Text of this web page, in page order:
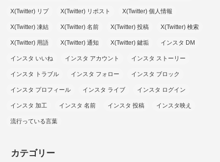
X(Twitter) リプ X(Twitter) リポスト X(Twitter) 個人情報
X(Twitter) 凍結 X(Twitter) 名前 X(Twitter) 投稿 X(Twitter) 検索
X(Twitter) 用語 X(Twitter) 通知 X(Twitter) 鍵垢 インスタ DM
インスタ いいね インスタ アカウント インスタ ストーリー
インスタ トラブル インスタ フォロー インスタ ブロック
インスタ プロフィール インスタ ライブ インスタ ログイン
インスタ 加工 インスタ 名前 インスタ 投稿 インスタ映え
流行っている言葉
カテゴリー